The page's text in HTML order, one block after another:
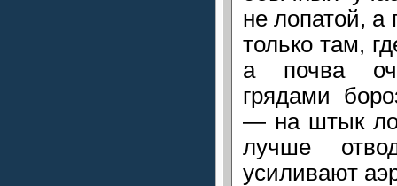
не лопатой, а
только там,
а почва
грядами
— на штык
лучше
усиливают